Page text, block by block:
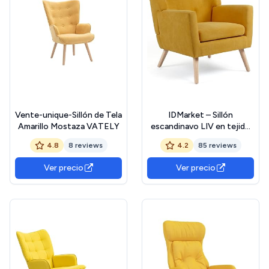
Vente-unique-Sillón de Tela
Amarillo Mostaza VATELY
4.8 8 reviews
Ver precio
IDMarket – Sillón
escandinavo LIV en tejido
amarillo mostaza
4.2 85 reviews
Ver precio